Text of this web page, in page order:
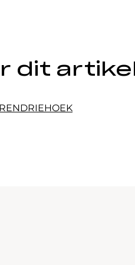
dit